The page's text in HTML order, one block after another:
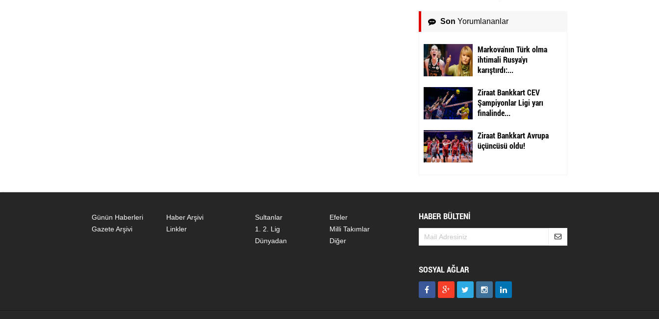
Son Yorumlananlar
Markova'nın Türk olma
ihtimali Rusya'yı
karıştırdı:...
Ziraat Bankkart CEV
Şampiyonlar Ligi yarı
finalinde...
Ziraat Bankkart Avrupa
üçüncüsü oldu!
Günün Haberleri
Haber Arşivi
Gazete Arşivi
Linkler
Sultanlar
Efeler
1. 2. Lig
Milli Takımlar
Dünyadan
Diğer
HABER BÜLTENİ
SOSYAL AĞLAR